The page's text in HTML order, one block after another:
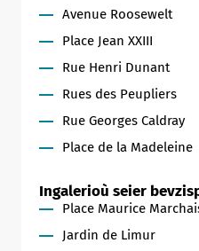
Avenue Roosewelt
Place Jean XXIII
Rue Henri Dunant
Rues des Peupliers
Rue Georges Caldray
Place de la Madeleine
Ingalerioù seier
Place Maurice
Jardin de Limur